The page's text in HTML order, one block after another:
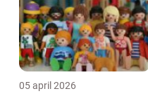
05 april 2026